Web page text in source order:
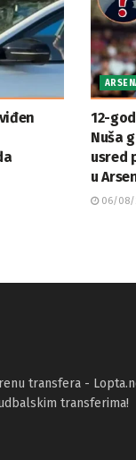
12-
Nuša
usred
u
06/08/
transfera -
transferima!